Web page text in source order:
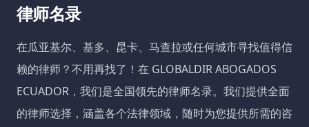
律师名录
在瓜亚基尔、基多、昆卡、马查拉或任何城市寻找值得信
赖的律师？不用再找了！在 GLOBALDIR ABOGADOS
ECUADOR，我们是全国领先的律师名录。我们提供全面
的律师选择，涵盖各个法律领域，随时为您提供所需的咨